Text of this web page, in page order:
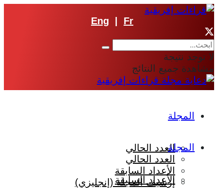
Eng Fr
لا توجد نتيجة
مشاهدة جميع النتائج
المجلة
العدد الحالي
الأعداد السابقة
المجلة
العدد الحالي
الأعداد السابقة
إرشيف المجلة (إنجليزي)